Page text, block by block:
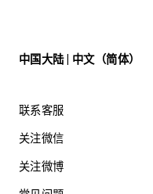
中国大陆 | 中文（简体）
联系客服
关注微信
关注微博